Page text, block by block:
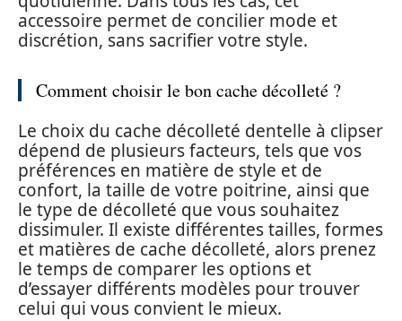
accessoire permet de concilier mode et
discrétion, sans sacrifier votre style.
Comment choisir le bon cache décolleté ?
Le choix du cache décolleté dentelle à clipser
dépend de plusieurs facteurs, tels que vos
préférences en matière de style et de
confort, la taille de votre poitrine, ainsi que
le type de décolleté que vous souhaitez
dissimuler. Il existe différentes tailles, formes
et matières de cache décolleté, alors prenez
le temps de comparer les options et
d’essayer différents modèles pour trouver
celui qui vous convient le mieux.